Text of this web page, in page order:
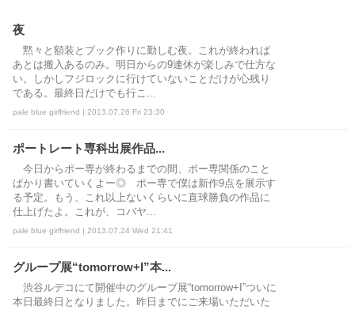
夜
黙々と額装とブック作りに勤しむ夜。これが終われば
あとは搬入あるのみ。明日からの9連休が楽しみで仕方な
い。しかしフジロックに行けていないことだけが心残り
である。最終日だけでも行こ...
pale blue girlfriend | 2013.07.26 Fri 23:30
ポートレート専科出展作品...
今日からポー専が終わるまでの間、ポー専関係のこと
ばかり書いていくよー◎ ポー専で僕は新作9点を展示す
る予定。もう、これ以上ないくらいに直球勝負の作品に
仕上げたよ。これが、コバヤ...
pale blue girlfriend | 2013.07.24 Wed 21:41
グループ展“tomorrow+I”本...
渋谷ルデコにて開催中のグループ展“tomorrow+I”ついに
本日最終日となりました。昨日までにご来場いただいた